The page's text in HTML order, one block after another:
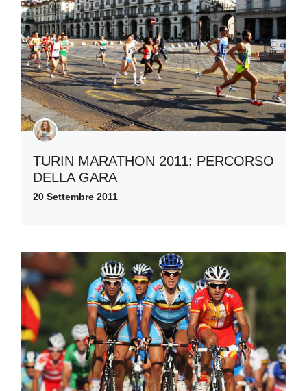
TURIN MARATHON 2011: PERCORSO
DELLA GARA
20 Settembre 2011